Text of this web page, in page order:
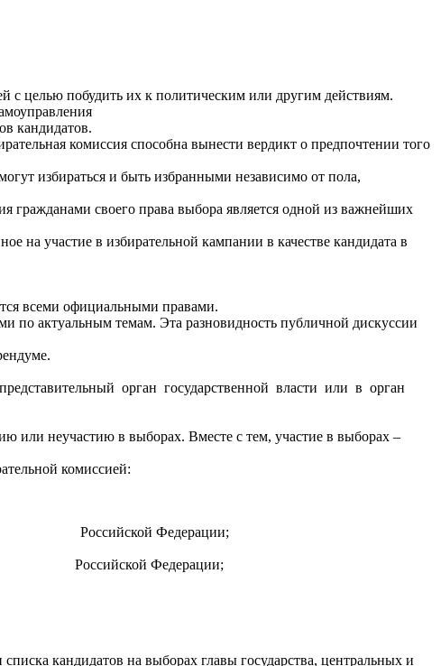
с целью побудить их к политическим или другим действиям.
кандидатов.
комиссия способна вынести вердикт о предпочтении того
избираться и быть избранными независимо от пола,
гражданами своего права выбора является одной из важнейших
на участие в избирательной кампании в качестве кандидата в
всеми официальными правами.
по актуальным темам. Эта разновидность публичной дискуссии
орган государственной власти или в орган
или неучастию в выборах. Вместе с тем, участие в выборах –
комиссией:
Российской Федерации;
Российской Федерации;
кандидатов на выборах главы государства, центральных и